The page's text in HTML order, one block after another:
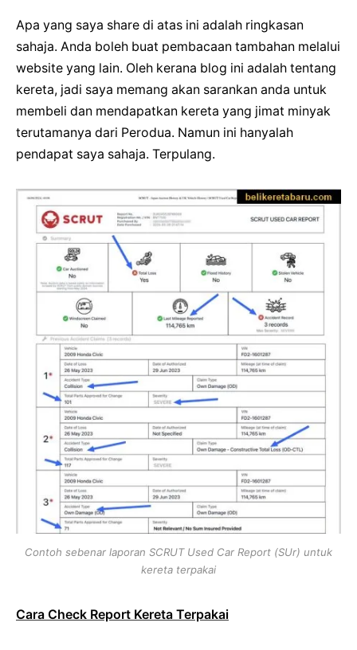
Apa yang saya share di atas ini adalah ringkasan
sahaja. Anda boleh buat pembacaan tambahan melalui
website yang lain. Oleh kerana blog ini adalah tentang
kereta, jadi saya memang akan sarankan anda untuk
membeli dan mendapatkan kereta yang jimat minyak
terutamanya dari Perodua. Namun ini hanyalah
pendapat saya sahaja. Terpulang.
Contoh sebenar laporan SCRUT Used Car Report (SUr) untuk
kereta terpakai
Cara Check Report Kereta Terpakai